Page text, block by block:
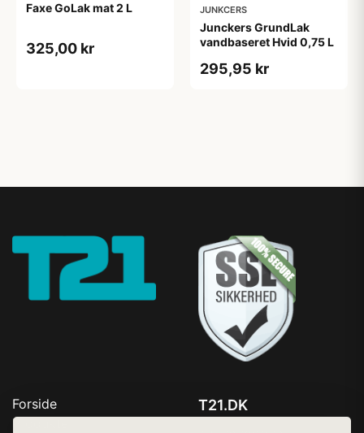
Faxe GoLak mat 2 L
325,00 kr
JUNKCERS
Junckers GrundLak
vandbaseret Hvid 0,75 L
295,95 kr
Forside
Produkter
T21.DK